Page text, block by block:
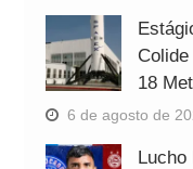
18
6 de agosto de
Lucho